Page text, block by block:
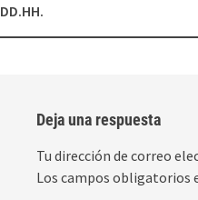
DD.HH.
Deja una respuesta
Tu dirección de correo
Los campos obligatorios